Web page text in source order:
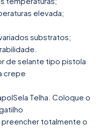
elevada;
substratos;
de selante tipo pistola
crepe
Telha. Coloque o
preencher totalmente o